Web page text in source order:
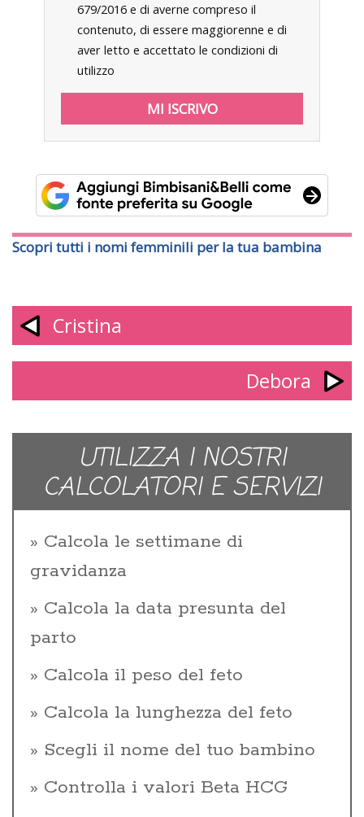
679/2016 e di averne compreso il
contenuto, di essere maggiorenne e di
aver letto e accettato le condizioni di
utilizzo
Scopri tutti i nomi femminili per la tua bambina
Cristina
Debora
UTILIZZA I NOSTRI
CALCOLATORI E SERVIZI
Calcola le settimane di
gravidanza
Calcola la data presunta del
parto
Calcola il peso del feto
Calcola la lunghezza del feto
Scegli il nome del tuo bambino
Controlla i valori Beta HCG